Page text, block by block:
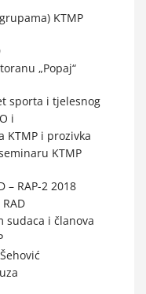
KTMP
„Popaj“
sporta i tjelesnog
i
KTMP i prozivka
KTMP
– RAP-2 2018
RAD
sudaca i članova